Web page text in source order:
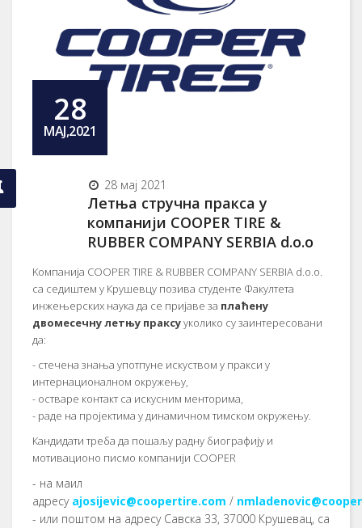
28
МАЈ,2021
28 мај 2021
Летња стручна пракса у
компанији COOPER TIRE &
RUBBER COMPANY SERBIA d.o.o
Kомпанијa COOPER TIRE & RUBBER COMPANY SERBIA d.o.o.
са седиштем у Крушевцу позива студенте Факултета
инжењерских наука да се пријаве за плаћену
двомесечну летњу праксууколико су заинтересовани
да:
- стечена знања употпуне искуством у пракси у
интернационалном окружењу,
- остваре контакт са искусним менторима,
- раде на пројектима у динамичном тимском окружењу.
Кандидати треба да пошаљу радну биографију и
мотивационо писмо компанији COOPER
- на маил
адресу ajosijevic@coopertire.com /
- или поштом на адресу Савска 33, 37000 Крушевац, са